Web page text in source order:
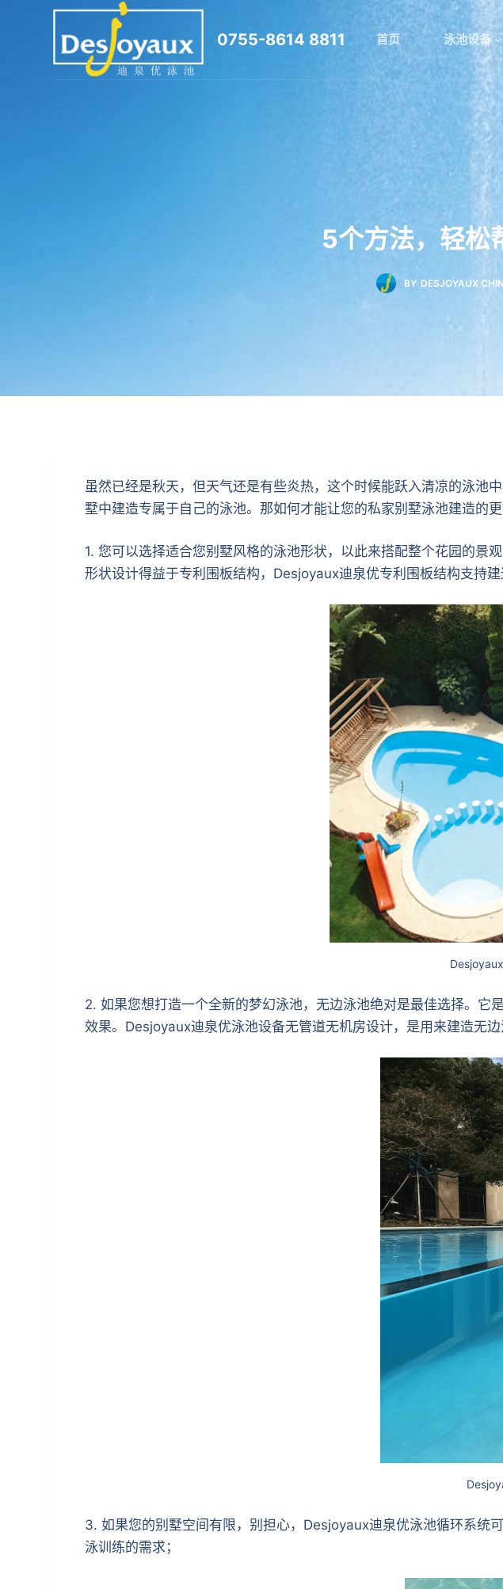
0755-8614 8811 首页 泳池设备
5个方法，轻松
BY DESJOYAUX
虽然已经是秋天，但天气还是有些炎热，这个时候能跃入清凉的泳池
墅中建造专属于自己的泳池。那如何才能让您的私家别墅泳池建造的
1. 您可以选择适合您别墅风格的泳池形状，以此来搭配整个花园的景
形状设计得益于专利围板结构，Desjoyaux迪泉优专利围板结构支持建
2. 如果您想打造一个全新的梦幻泳池，无边泳池绝对是最佳选择。
效果。Desjoyaux迪泉优泳池设备无管道无机房设计，是用来建造无边
3. 如果您的别墅空间有限，别担心，Desjoyaux迪泉优泳池循环系统
泳训练的需求；